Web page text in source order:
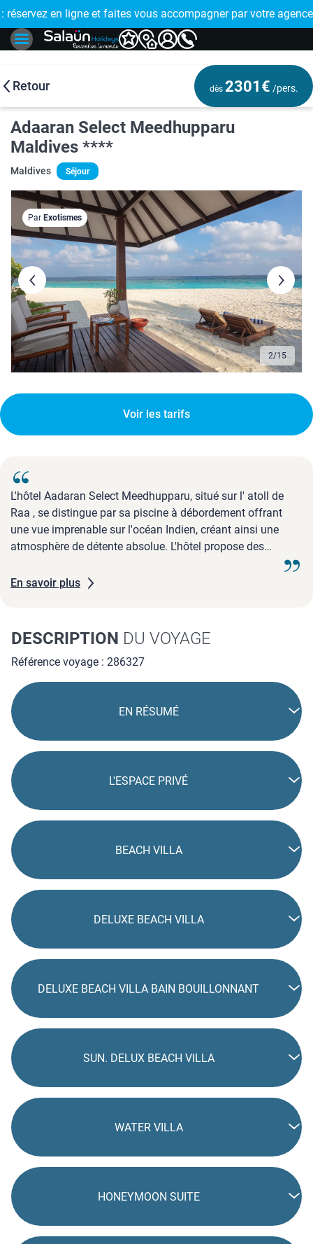
!
: réservez en ligne et faites vous accompagner par votre
🤩
Retour dès 2301€ /pers.
Adaaran Select Meedhupparu
Maldives ****
Maldives Séjour
2/15
Par Exotismes
Voir les tarifs
L'hôtel Aadaran Select Meedhupparu, situé sur l' atoll de
Raa , se distingue par sa piscine à débordement offrant
une vue imprenable sur l'océan Indien, créant ainsi une
atmosphère de détente absolue. L'hôtel propose des
récifs coralliens colorés et admirer la vie marine des
En savoir plus
DESCRIPTION DU VOYAGE
Référence voyage : 286327
EN RÉSUMÉ
L'ESPACE PRIVÉ
BEACH VILLA
DELUXE BEACH VILLA
DELUXE BEACH VILLA BAIN BOUILLONNANT
SUN. DELUX BEACH VILLA
WATER VILLA
HONEYMOON SUITE